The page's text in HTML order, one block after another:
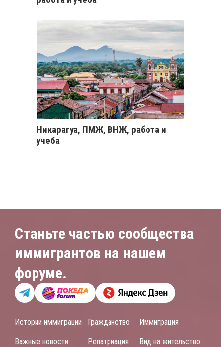
Никарагуа, ПМЖ, ВНЖ, работа и
учеба
Станьте частью сообщества
иммигрантов на нашем
форуме.
Истории иммиграции
Важные новости
Гражданство
Репатриация
Иммиграция
Вид на жительство